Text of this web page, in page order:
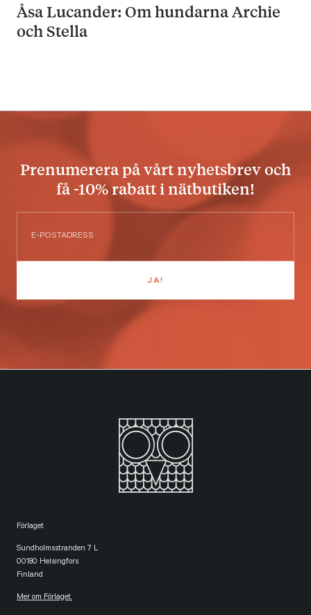
Åsa Lucander: Om hundarna Archie
och Stella
Prenumerera på vårt nyhetsbrev och
få -10% rabatt i nätbutiken!
Förlaget
Sundholmsstranden 7 L
00180 Helsingfors
Finland
Mer om Förlaget.